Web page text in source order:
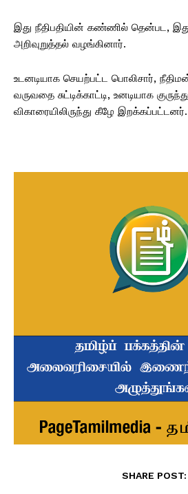
இது நீதிபதியின் கண்ணில் தென்பட, இது
அறிவுறுத்தல் வழங்கினார்.
உடனடியாக செயற்பட்ட பொலிசார்,
வருவதை சுட்டிக்காட்டி, உனடியாக
விகாரையிலிருந்து கீழே இறக்கப்பட்டனர்.
SHARE POST: